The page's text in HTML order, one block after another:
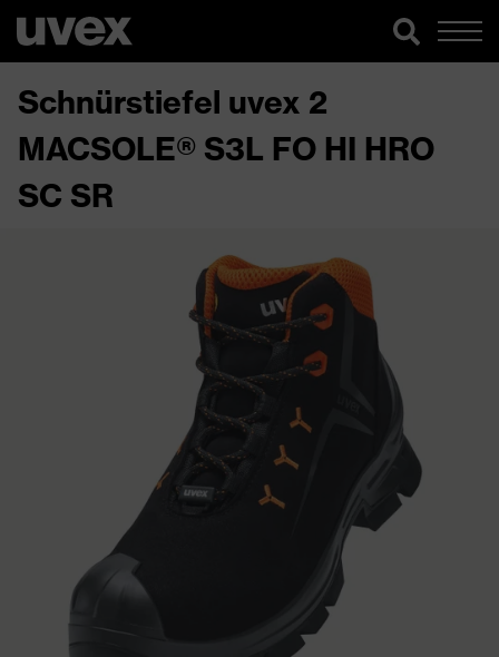
Schnürstiefel uvex 2
MACSOLE® S3L FO HI HRO
SC SR